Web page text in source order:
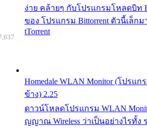
ง่าย คล้ายๆ กับโปรแกรมโหลดบิท
ของ โปรแกรม Bittorrent ตัวนี้เล็ก
tTorrent
Homedale WLAN Monitor (โปร
ข้าง) 2.25
ดาวน์โหลดโปรแกรม WLAN
ญญาณ Wireless ว่าเป็นอย่างไรทั้ง